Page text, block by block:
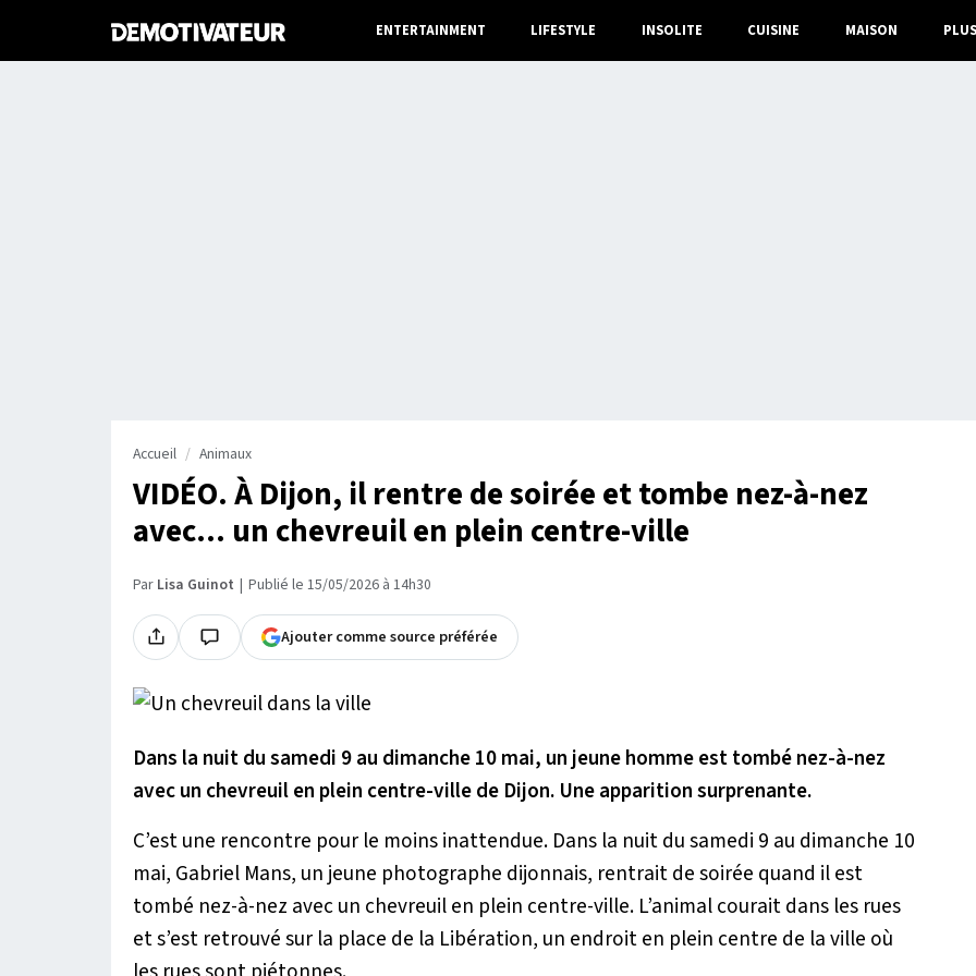
ENTERTAINMENT LIFESTYLE INSOLITE CUISINE MAISON PLUS
Accueil Animaux
VIDÉO. À Dijon, il rentre de soirée et tombe nez-à-nez
avec... un chevreuil en plein centre-ville
Par Lisa Guinot Publié le 15/05/2026 à 14h30
Ajouter comme source préférée
Dans la nuit du samedi 9 au dimanche 10 mai, un jeune homme est tombé nez-à-nez
avec un chevreuil en plein centre-ville de Dijon. Une apparition surprenante.
C’est une rencontre pour le moins inattendue. Dans la nuit du samedi 9 au dimanche 10
mai, Gabriel Mans, un jeune photographe dijonnais, rentrait de soirée quand il est
tombé nez-à-nez avec un chevreuil en plein centre-ville. L’animal courait dans les rues
et s’est retrouvé sur la place de la Libération, un endroit en plein centre de la ville où